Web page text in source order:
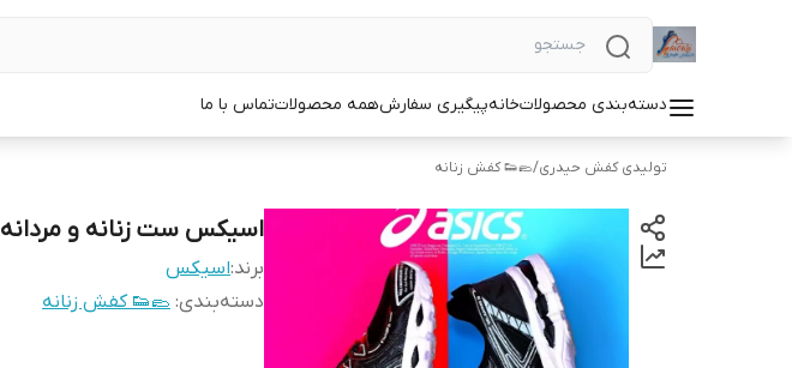
دسته‌بندی محصولاتخانهپیگیری سفارشهمه محصولاتتماس با ما
تولیدی کفش حیدری/🥿👟 کفش زنانه
اسیکس ست زنانه و مردانه
برند:اسیکس
دسته‌بندی: 🥿👟 کفش زنانه